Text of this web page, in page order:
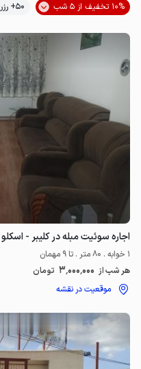
10% تخفیف از 5 شب
50+ رزرو موفق
اجاره سوئیت مبله در کلیبر - اسکلو
1 خوابه . 80 متر . تا 9 مهمان
هر شب از 3٬000٬000 تومان
موقعیت در نقشه